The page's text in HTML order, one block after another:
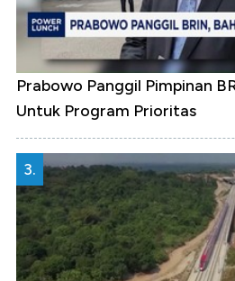
Prabowo Panggil Pimpinan
Untuk Program Prioritas
3.